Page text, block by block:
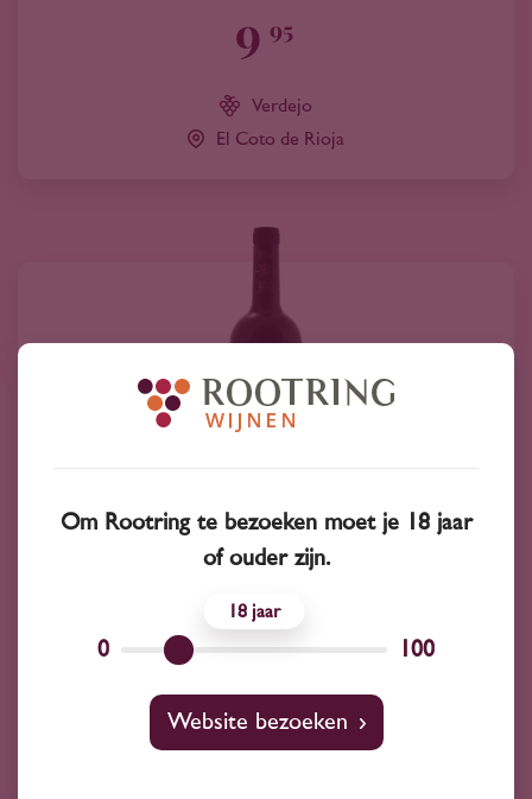
9 95
Verdejo
El Coto de Rioja
2020 Spanje
Coto Real Reserva 2020
28 50
Tempranillo
Om Rootring te bezoeken moet je 18 jaar
of ouder zijn.
0
18
100
Website bezoeken